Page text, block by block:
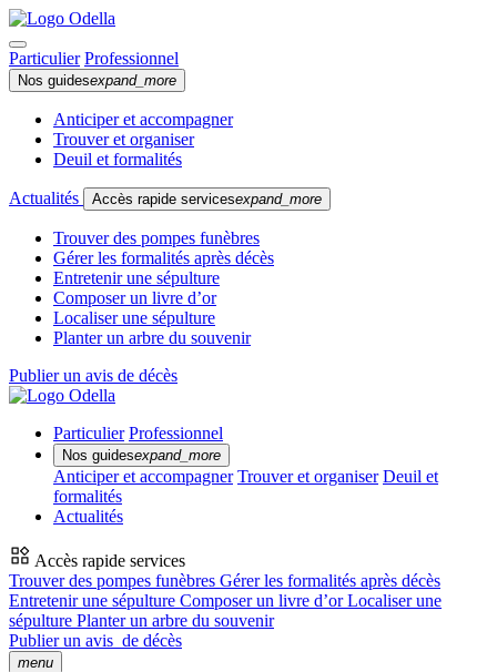
Particulier Professionnel
Nos guidesexpand_more
Anticiper et accompagner
Trouver et organiser
Deuil et formalités
Actualités Accès rapide servicesexpand_more
Trouver des pompes funèbres
Gérer les formalités après décès
Entretenir une sépulture
Composer un livre d’or
Localiser une sépulture
Planter un arbre du souvenir
Publier un avis de décès
Particulier Professionnel
Nos guidesexpand_more
Anticiper et accompagner Trouver et organiser Deuil et
formalités
Actualités
Accès rapide services
Trouver des pompes funèbres Gérer les formalités après décès
Entretenir une sépulture Composer un livre d’orLocaliser une
sépulture Planter un arbre du souvenir
Publier un avis de décès
menu